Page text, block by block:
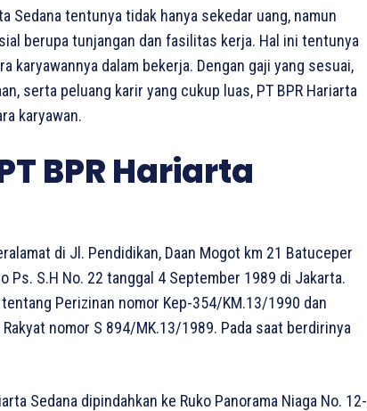
Sedana tentunya tidak hanya sekedar uang, namun
berupa tunjangan dan fasilitas kerja. Hal ini tentunya
karyawannya dalam bekerja. Dengan gaji yang sesuai,
serta peluang karir yang cukup luas, PT BPR Hariarta
karyawan.
BPR Hariarta
di Jl. Pendidikan, Daan Mogot km 21 Batuceper
Ps. S.H No. 22 tanggal 4 September 1989 di Jakarta.
Perizinan nomor Kep-354/KM.13/1990 dan
nomor S 894/MK.13/1989. Pada saat berdirinya
Sedana dipindahkan ke Ruko Panorama Niaga No. 12-